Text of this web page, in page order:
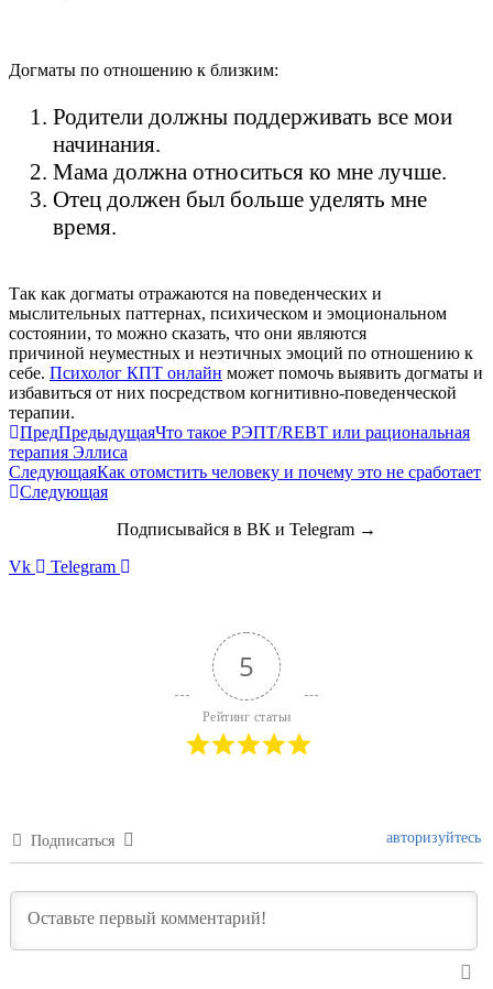
Догматы по отношению к близким:
Родители должны поддерживать все мои
начинания.
Мама должна относиться ко мне лучше.
Отец должен был больше уделять мне
время.
Так как догматы отражаются на поведенческих и
мыслительных паттернах, психическом и эмоциональном
состоянии, то можно сказать, что они являются
причиной неуместных и неэтичных эмоций по отношению к
себе. Психолог КПТ онлайн может помочь выявить догматы и
избавиться от них посредством когнитивно-поведенческой
терапии.
ПредПредыдущаяЧто такое РЭПТ/REBT или рациональная
терапия Эллиса
СледующаяКак отомстить человеку и почему это не сработает
Следующая
Подписывайся в ВК и Telegram →
Vk
Telegram
5
Рейтинг статьи
Подписаться авторизуйтесь